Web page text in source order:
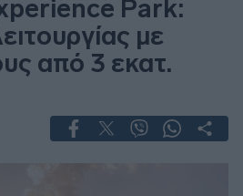
Park:
με
από 3 εκατ.